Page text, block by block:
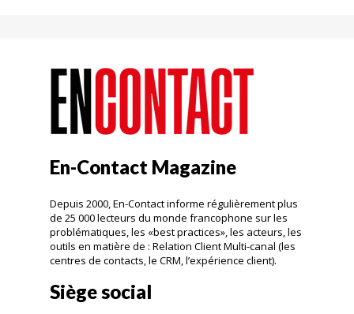
En-Contact Magazine
Depuis 2000, En-Contact informe régulièrement plus
de 25 000 lecteurs du monde francophone sur les
problématiques, les «best practices», les acteurs, les
outils en matière de : Relation Client Multi-canal (les
centres de contacts, le CRM, l’expérience client).
Siège social